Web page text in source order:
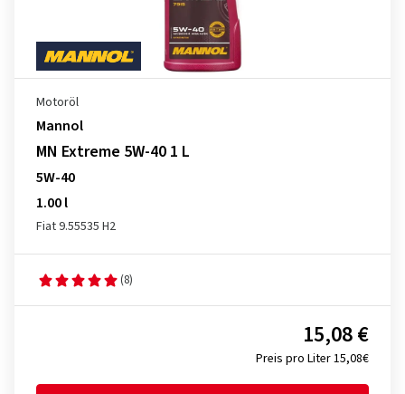
Motoröl
Mannol
MN Extreme 5W-40 1 L
5W-40
1.00 l
Fiat 9.55535 H2
(8)
Preis pro Liter 15,08€
15,08 €